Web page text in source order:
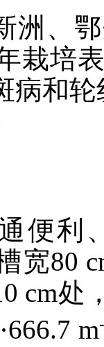
洲、
栽培
病和
便利
宽80
cm处
m